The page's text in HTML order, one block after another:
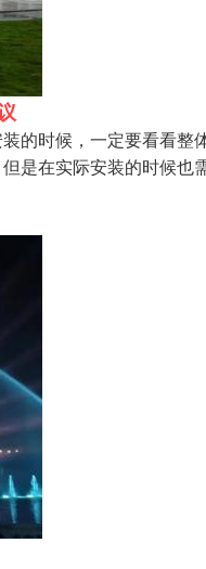
的时候，一定要看看
是在实际安装的时候